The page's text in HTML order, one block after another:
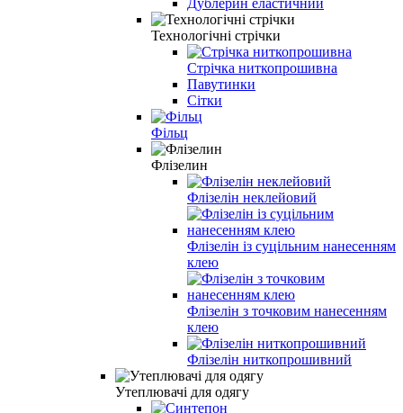
Технологічні стрічки
Стрічка ниткопрошивна
Павутинки
Сітки
Фільц
Флізелин
Флізелін неклейовий
Флізелін із суцільним нанесенням
клею
Флізелін з точковим нанесенням
клею
Флізелін ниткопрошивний
Утеплювачі для одягу